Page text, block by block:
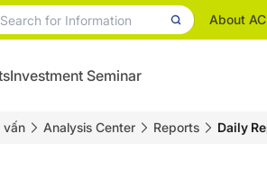
About
Investment Seminar
vấn Analysis Center Reports Daily